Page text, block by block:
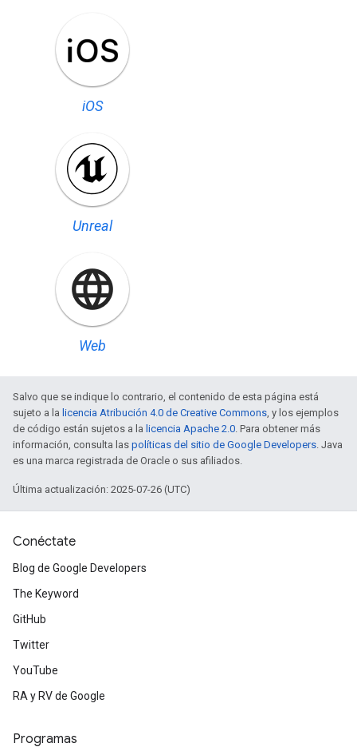
iOS
Unreal
Web
Salvo que se indique lo contrario, el contenido de esta página está
sujeto a la licencia Atribución 4.0 de Creative Commons , y los ejemplos
de código están sujetos a la licencia Apache 2.0 . Para obtener más
información, consulta las políticas del sitio de Google Developers . Java
es una marca registrada de Oracle o sus afiliados.
Última actualización: 2025-07-26 (UTC)
Conéctate
Blog de Google Developers
The Keyword
GitHub
Twitter
YouTube
RA y RV de Google
Programas